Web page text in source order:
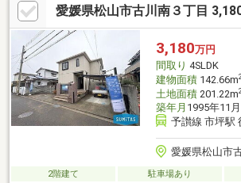
愛媛県松山市古川南３丁目
3,180万円
間取り 4SLDK
建物面積142.66m2
土地面積201.22m
築年月 1995年11
予讃線 市坪駅
愛媛県松山市
2階建て 駐車場あり